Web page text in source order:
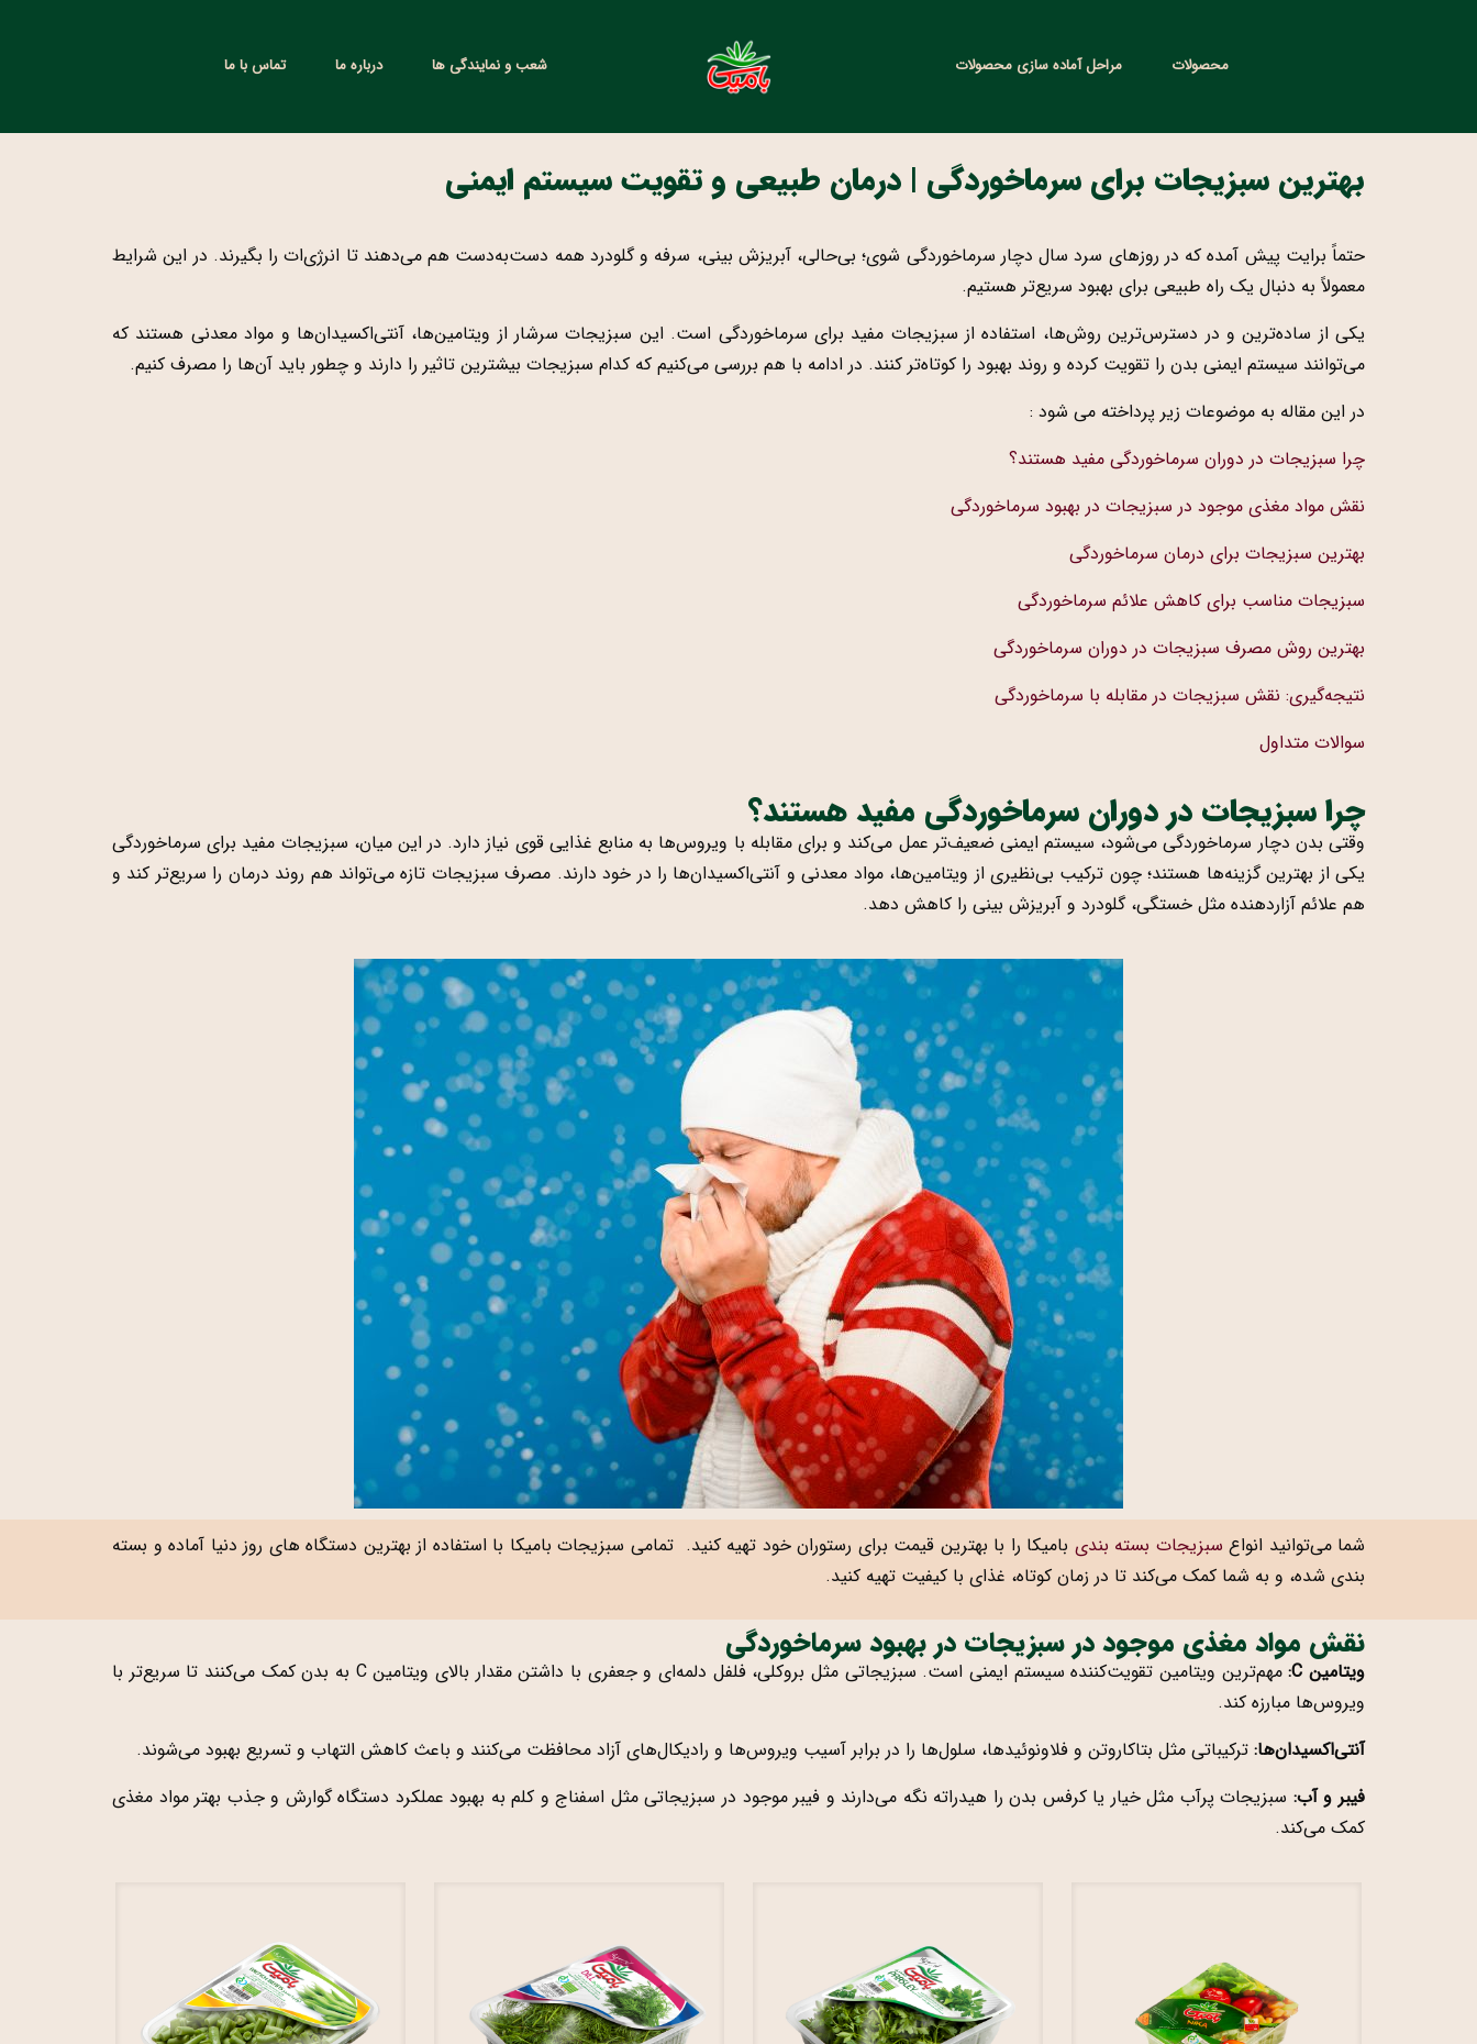
شعب و نمایندگی ها درباره ما تماس با ما محصولات مراحل آماده سازی محصولات
بهترین سبزیجات برای سرماخوردگی | درمان طبیعی و تقویت سیستم ایمنی
حتماً برایت پیش آمده که در روزهای سرد سال دچار سرماخوردگی شوی؛ بی‌حالی، آبریزش بینی، سرفه و گلودرد همه دست‌به‌دست هم می‌دهند تا انرژی‌ات را بگیرند. در این شرایط
معمولاً به دنبال یک راه طبیعی برای بهبود سریع‌تر هستیم.
یکی از ساده‌ترین و در دسترس‌ترین روش‌ها، استفاده از سبزیجات مفید برای سرماخوردگی است. این سبزیجات سرشار از ویتامین‌ها، آنتی‌اکسیدان‌ها و مواد معدنی هستند که
می‌توانند سیستم ایمنی بدن را تقویت کرده و روند بهبود را کوتاه‌تر کنند. در ادامه با هم بررسی می‌کنیم که کدام سبزیجات بیشترین تاثیر را دارند و چطور باید آن‌ها را مصرف کنیم.
در این مقاله به موضوعات زیر پرداخته می شود :
چرا سبزیجات در دوران سرماخوردگی مفید هستند؟
نقش مواد مغذی موجود در سبزیجات در بهبود سرماخوردگی
بهترین سبزیجات برای درمان سرماخوردگی
سبزیجات مناسب برای کاهش علائم سرماخوردگی
بهترین روش مصرف سبزیجات در دوران سرماخوردگی
نتیجه‌گیری: نقش سبزیجات در مقابله با سرماخوردگی
سوالات متداول
چرا سبزیجات در دوران سرماخوردگی مفید هستند؟
وقتی بدن دچار سرماخوردگی می‌شود، سیستم ایمنی ضعیف‌تر عمل می‌کند و برای مقابله با ویروس‌ها به منابع غذایی قوی نیاز دارد. در این میان، سبزیجات مفید برای سرماخوردگی
یکی از بهترین گزینه‌ها هستند؛ چون ترکیب بی‌نظیری از ویتامین‌ها، مواد معدنی و آنتی‌اکسیدان‌ها را در خود دارند. مصرف سبزیجات تازه می‌تواند هم روند درمان را سریع‌تر کند و
هم علائم آزاردهنده مثل خستگی، گلودرد و آبریزش بینی را کاهش دهد.
شما می‌توانید انواع سبزیجات بسته بندی بامیکا را با بهترین قیمت برای رستوران خود تهیه کنید. تمامی سبزیجات بامیکا با استفاده از بهترین دستگاه های روز دنیا آماده و بسته
بندی شده، و به شما کمک می‌کند تا در زمان کوتاه، غذای با کیفیت تهیه کنید.
نقش مواد مغذی موجود در سبزیجات در بهبود سرماخوردگی
ویتامین C:
مهم‌ترین ویتامین تقویت‌کننده سیستم ایمنی است. سبزیجاتی مثل بروکلی، فلفل دلمه‌ای و جعفری با داشتن مقدار بالای ویتامین C به بدن کمک می‌کنند تا سریع‌تر با
ویروس‌ها مبارزه کند.
آنتی‌اکسیدان‌ها: ترکیباتی مثل بتاکاروتن و فلاونوئیدها، سلول‌ها را در برابر آسیب ویروس‌ها و رادیکال‌های آزاد محافظت می‌کنند و باعث کاهش التهاب و تسریع بهبود می‌شوند.
فیبر و آب: سبزیجات پرآب مثل خیار یا کرفس بدن را هیدراته نگه می‌دارند و فیبر موجود در سبزیجاتی مثل اسفناج و کلم به بهبود عملکرد دستگاه گوارش و جذب بهتر مواد مغذی
کمک می‌کند.